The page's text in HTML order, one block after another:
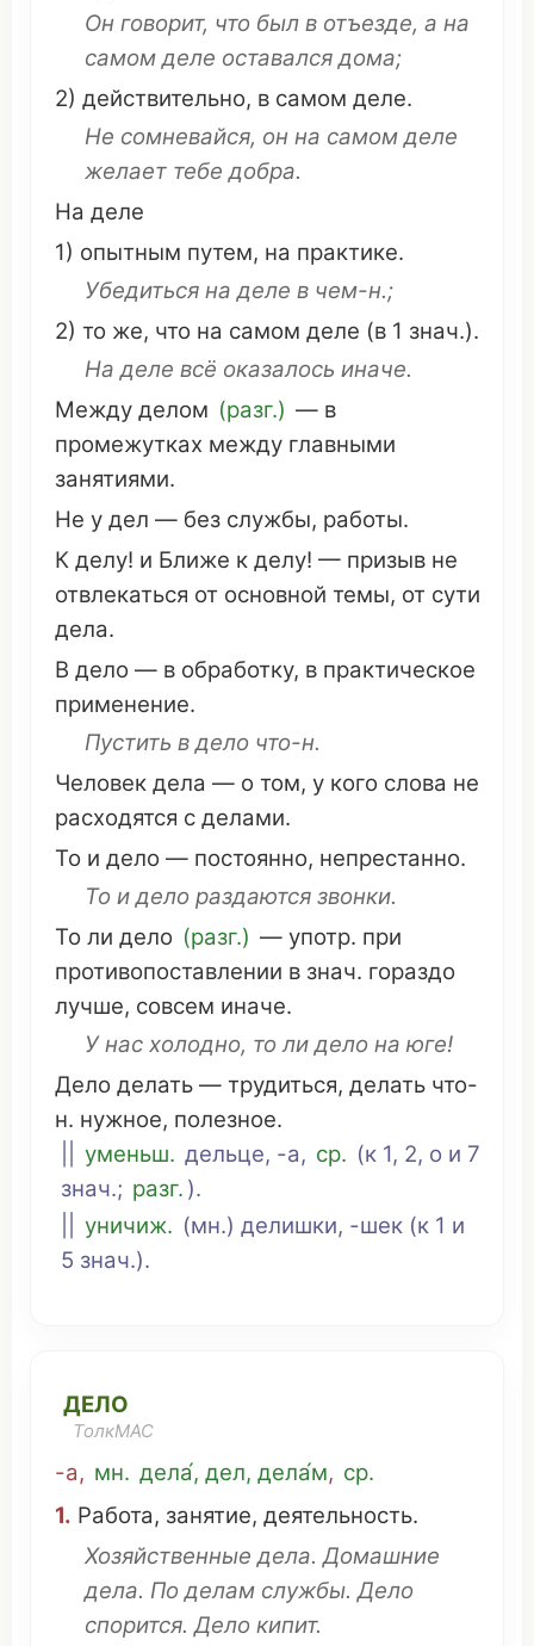
Он говорит, что был в отъезде, а на
самомделе оставался дома;
2) действительно, в самом деле.
Не сомневайся, он на самомделе
желает тебе добра.
На деле
1) опытным путем, на практике.
Убедиться на деле в чем-н.;
2) то же, что на самом деле (в 1 знач.).
На деле всё оказалось иначе.
Между делом (разг.) — в
промежутках между главными
занятиями.
Не у дел — без службы, работы.
К делу! и Ближе к делу! — призыв не
отвлекаться от основной темы, от сути
дела.
В дело — в обработку, в практическое
применение.
Пустить в дело что-н.
Человек дела — о том, у кого слова не
расходятся с делами.
То и дело — постоянно, непрестанно.
То и дело раздаются звонки.
То ли дело (разг.) — употр. при
противопоставлении в знач. гораздо
лучше, совсем иначе.
У нас холодно, то ли дело на юге!
Дело делать — трудиться, делать что-
н. нужное, полезное.
уменьш. дельце, -а, ср. (к 1, 2, о и 7
знач.; разг. ).
уничиж. (мн.) делишки, -шек (к 1 и
5 знач.).
ДЕЛО
ТолкМАС
-а, мн. дела́, дел, дела́м, ср.
1. Работа, занятие, деятельность.
Хозяйственные дела. Домашние
дела. По делам службы. Дело
спорится. Дело кипит.